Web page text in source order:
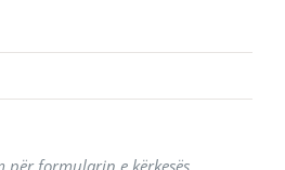
për formularin e kërkesës